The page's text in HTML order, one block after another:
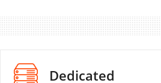
Dedicated